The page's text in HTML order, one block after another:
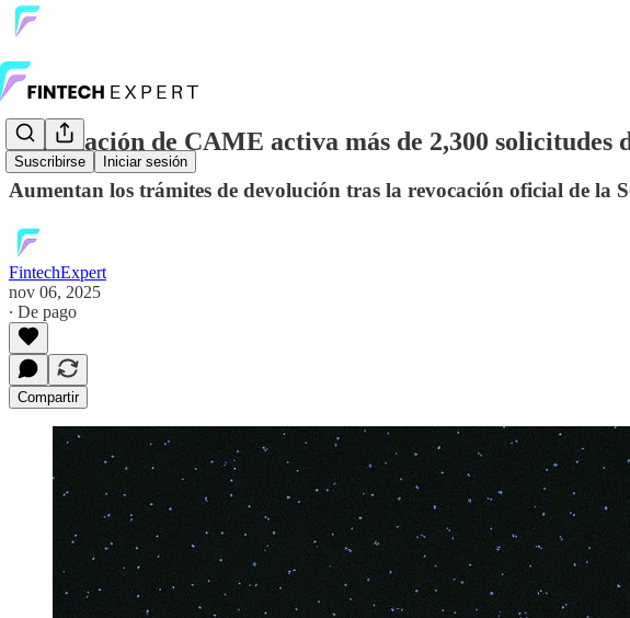
Suscribirse Iniciar sesión
Liquidación de CAME activa más de 2,300 solicitudes
Aumentan los trámites de devolución tras la revocación oficial de
FintechExpert
nov 06, 2025
∙ De pago
Compartir